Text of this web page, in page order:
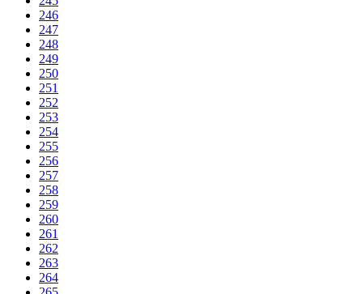
246
247
248
249
250
251
252
253
254
255
256
257
258
259
260
261
262
263
264